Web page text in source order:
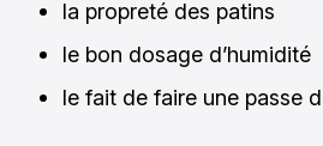
la propreté des patins
le bon dosage d’humidité
le fait de faire une passe